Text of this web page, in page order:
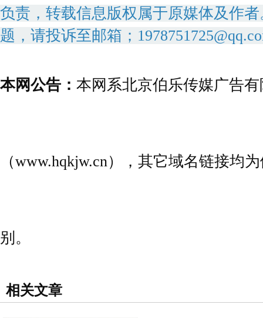
负责，转载信息版权属于原媒体及作
题，请投诉至邮箱；
本网公告： 本网系北京伯乐传媒广告
（www.hqkjw.cn），其它域名链接均
别。
相关文章